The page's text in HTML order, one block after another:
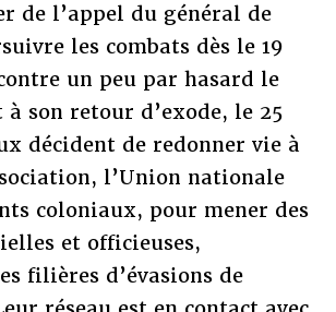
de l’appel du général de
les combats dès le 19
un peu par hasard le
à son retour d’exode, le 25
décident de redonner vie à
l’Union nationale
coloniaux, pour mener des
et officieuses,
filières d’évasions de